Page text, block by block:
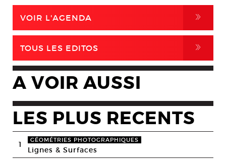
VOIR L'AGENDA ,
TOUS LES EDITOS ,
A VOIR AUSSI
LES PLUS RECENTS
1 GÉOMÉTRIES PHOTOGRAPHIQUES
Lignes & Surfaces